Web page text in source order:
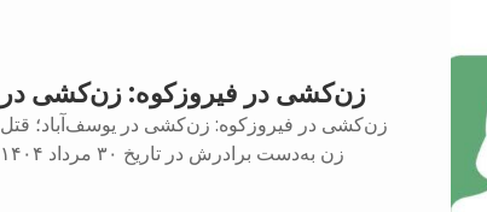
زن‌کشی در فیروزکوه: زن‌کشی در
زن‌کشی در فیروزکوه: زن‌کشی در یوسف‌آباد؛ قتل
زن به‌دست برادرش در تاریخ ۳۰ مرداد ۱۴۰۴